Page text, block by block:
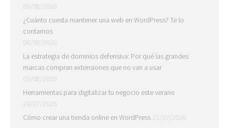
05/08/2026
¿Cuánto cuesta mantener una web en WordPress? Te lo
contamos
04/08/2026
La estrategia de dominios defensiva: Por qué las grandes
marcas compran extensiones que no van a usar
03/08/2026
Herramientas para digitalizar tu negocio este verano
24/07/2026
Cómo crear una tienda online en WordPress 21/07/2026